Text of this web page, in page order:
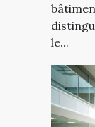
le...